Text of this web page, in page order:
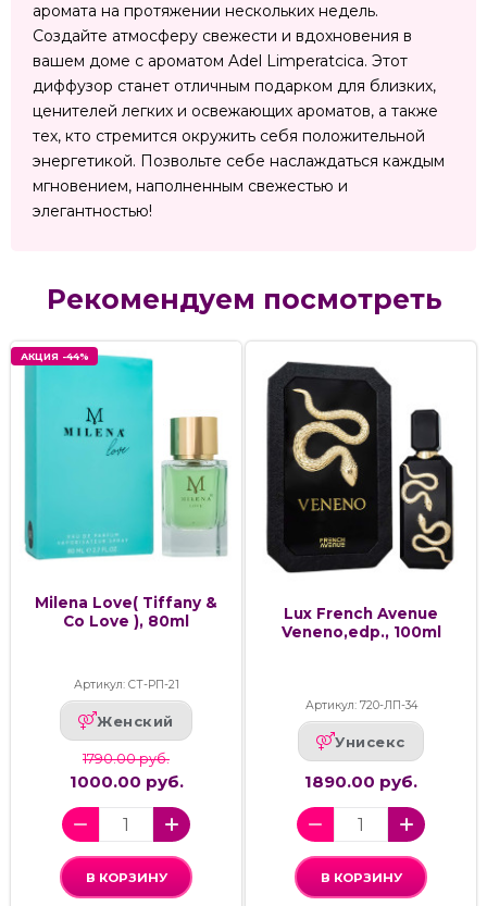
аромата на протяжении нескольких недель.
Создайте атмосферу свежести и вдохновения в
вашем доме с ароматом Adel Limperatcica. Этот
диффузор станет отличным подарком для близких,
ценителей легких и освежающих ароматов, а также
тех, кто стремится окружить себя положительной
энергетикой. Позвольте себе наслаждаться каждым
мгновением, наполненным свежестью и
элегантностью!
Рекомендуем посмотреть
АКЦИЯ -44%
Milena Love( Tiffany &
Co Love ), 80ml
Артикул: СТ-РП-21
Женский
1790.00 руб.
1000.00 руб.
В КОРЗИНУ
Lux French Avenue
Veneno,edp., 100ml
Артикул: 720-ЛП-34
Унисекс
1890.00 руб.
В КОРЗИНУ